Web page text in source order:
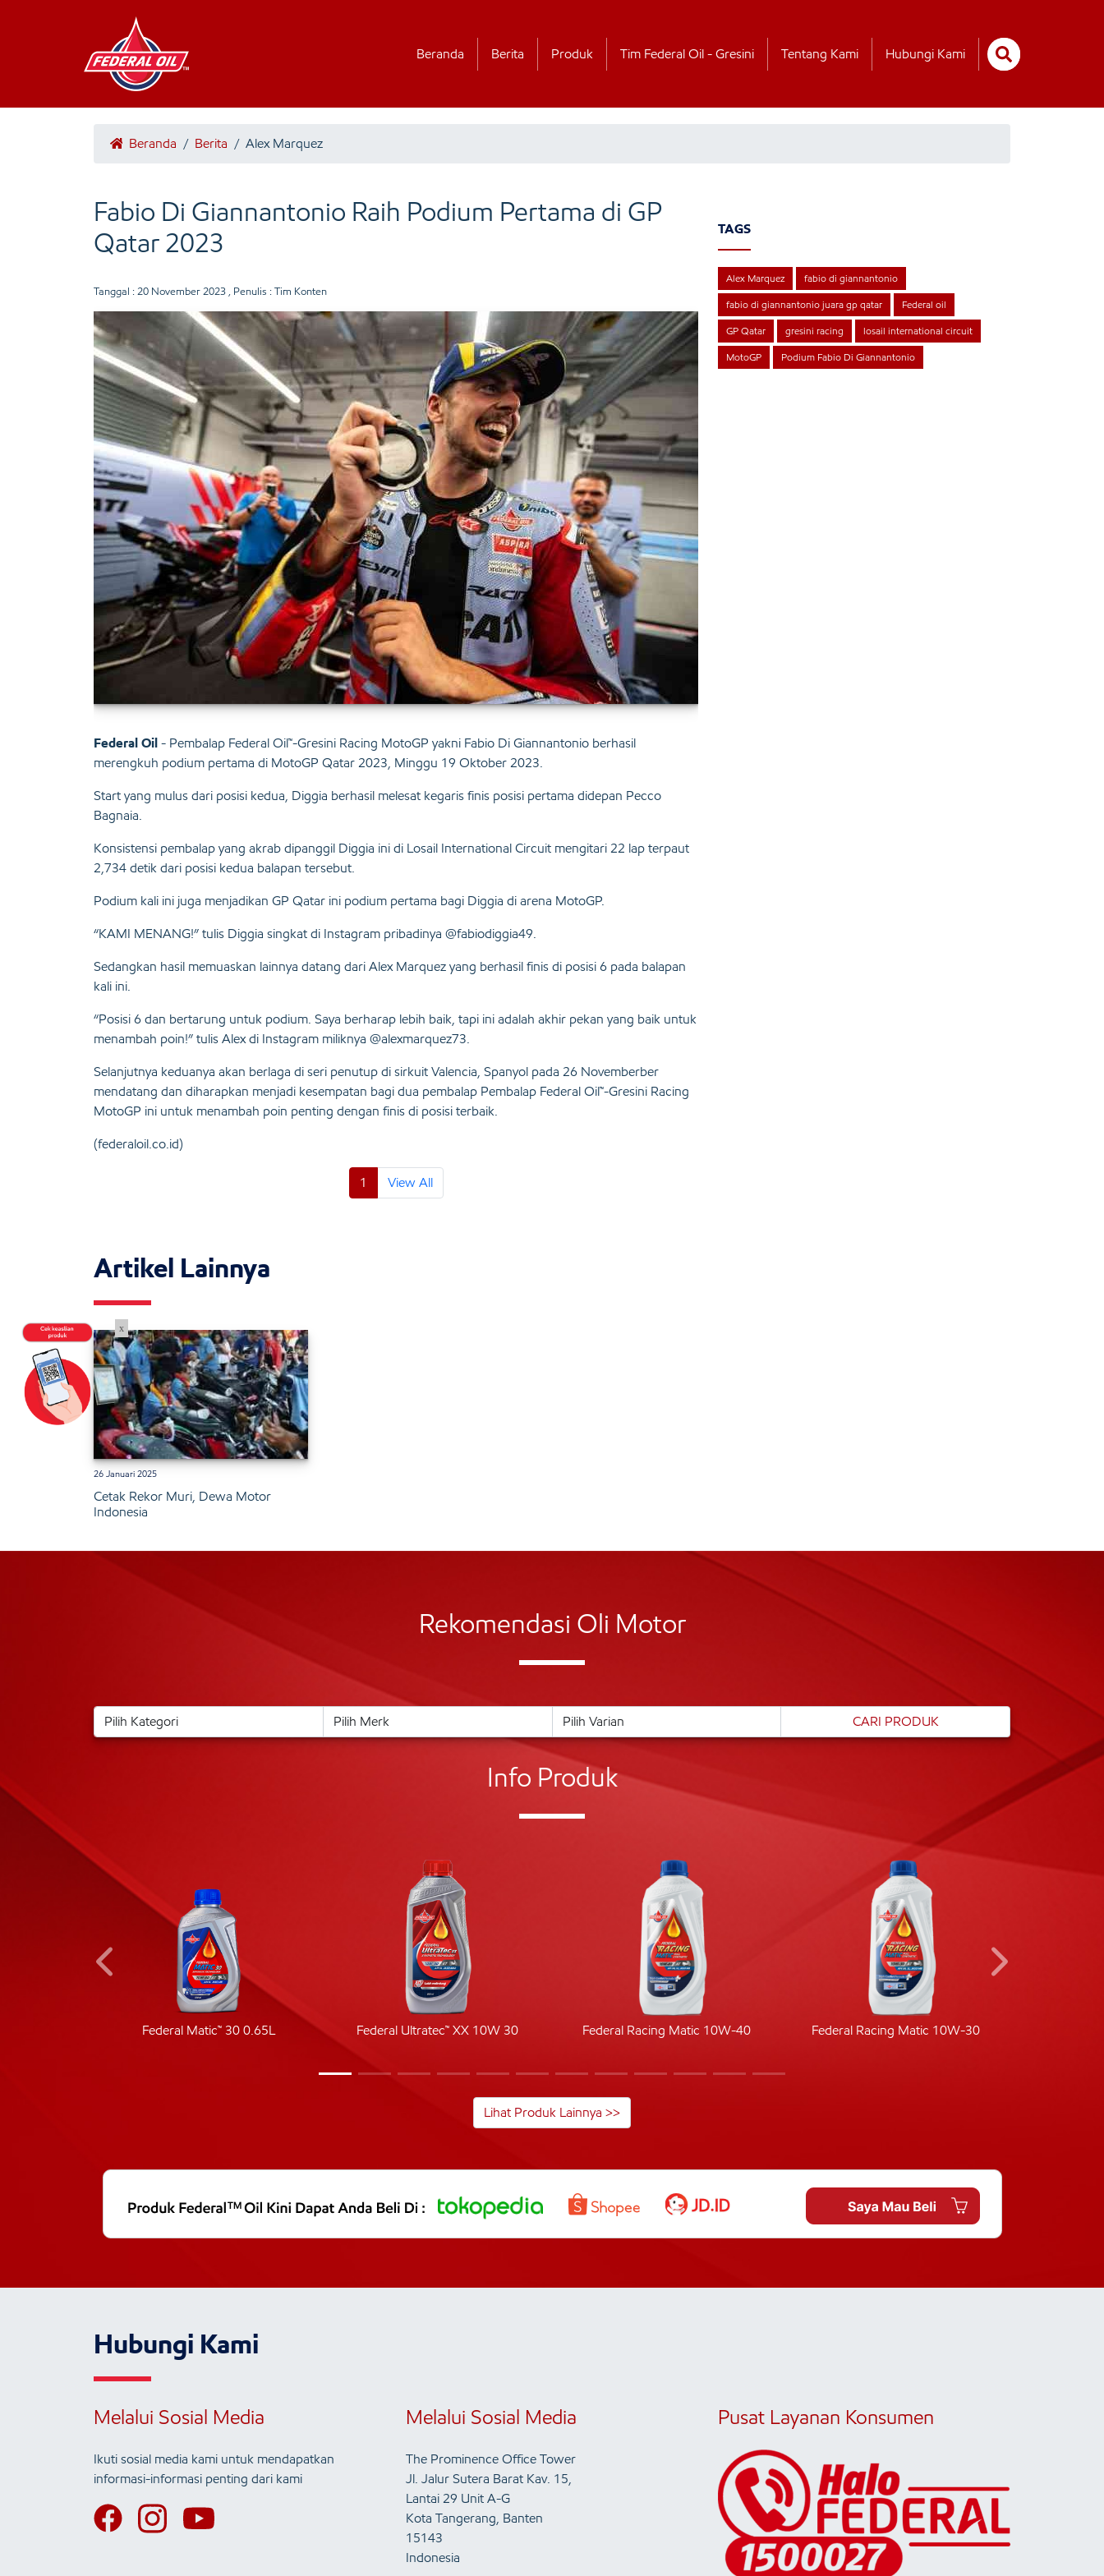
Beranda Berita Produk Tim Federal Oil - Gresini Tentang Kami Hubungi Kami
Beranda / Berita / Alex Marquez
Fabio Di Giannantonio Raih Podium Pertama di GP
Qatar 2023
Tanggal : 20 November 2023 , Penulis : Tim Konten
Federal Oil - Pembalap Federal Oil™-Gresini Racing MotoGP yakni Fabio Di Giannantonio berhasil
merengkuh podium pertama di MotoGP Qatar 2023, Minggu 19 Oktober 2023.
Start yang mulus dari posisi kedua, Diggia berhasil melesat kegaris finis posisi pertama didepan Pecco
Bagnaia.
Konsistensi pembalap yang akrab dipanggil Diggia ini di Losail International Circuit mengitari 22 lap terpaut
2,734 detik dari posisi kedua balapan tersebut.
Podium kali ini juga menjadikan GP Qatar ini podium pertama bagi Diggia di arena MotoGP.
“KAMI MENANG!” tulis Diggia singkat di Instagram pribadinya @fabiodiggia49.
Sedangkan hasil memuaskan lainnya datang dari Alex Marquez yang berhasil finis di posisi 6 pada balapan
kali ini.
“Posisi 6 dan bertarung untuk podium. Saya berharap lebih baik, tapi ini adalah akhir pekan yang baik untuk
menambah poin!” tulis Alex di Instagram miliknya @alexmarquez73.
Selanjutnya keduanya akan berlaga di seri penutup di sirkuit Valencia, Spanyol pada 26 Novemberber
mendatang dan diharapkan menjadi kesempatan bagi dua pembalap Pembalap Federal Oil™-Gresini Racing
MotoGP ini untuk menambah poin penting dengan finis di posisi terbaik.
(federaloil.co.id)
1 View All
TAGS
Alex Marquez fabio di giannantonio
fabio di giannantonio juara gp qatar Federal oil
GP Qatar gresini racing losail international circuit
MotoGP Podium Fabio Di Giannantonio
Artikel Lainnya
26 Januari 2025
Cetak Rekor Muri, Dewa Motor
Indonesia
Rekomendasi Oli Motor
Info Produk
Federal Matic™ 30 0.65L Federal Ultratec™ XX 10W 30 Federal Racing Matic 10W-40 Federal Racing Matic 10W-30
Lihat Produk Lainnya >>
Hubungi Kami
Melalui Sosial Media
Ikuti sosial media kami untuk mendapatkan
informasi-informasi penting dari kami
Melalui Sosial Media
The Prominence Office Tower
Jl. Jalur Sutera Barat Kav. 15,
Lantai 29 Unit A-G
Kota Tangerang, Banten
15143
Indonesia
Pusat Layanan Konsumen
x